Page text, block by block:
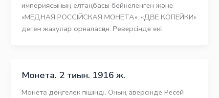
империясының елтаңбасы бейнеленген және
«МЕДНАЯ РОССIЙСКАЯ МОНЕТА», «ДВЕ КОПЕЙКИ»
деген жазулар орналасқан. Реверсінде екі
Монета. 2 тиын. 1916 ж.
Монета дөңгелек пішінді. Оның аверсінде Ресей